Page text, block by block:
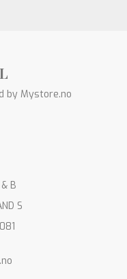
by Mystore.no
B
S